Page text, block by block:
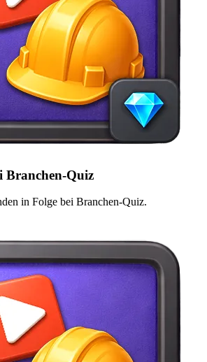
Branchen-Quiz
in Folge bei Branchen-Quiz.